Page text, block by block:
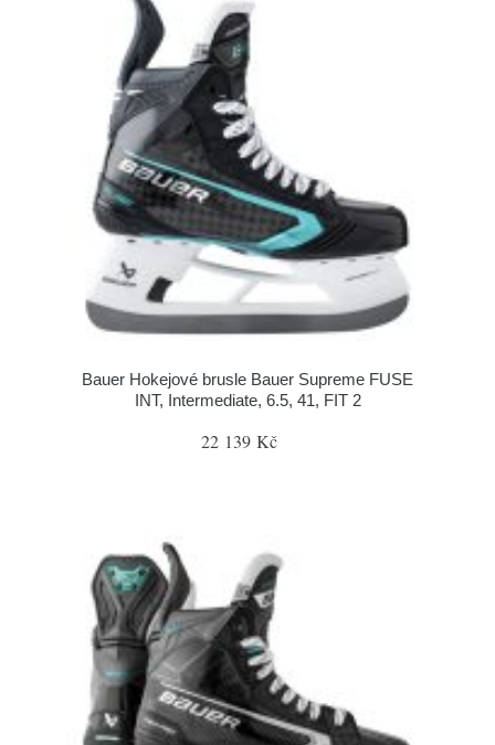
Bauer Hokejové brusle Bauer Supreme FUSE
INT, Intermediate, 6.5, 41, FIT 2
22 139 Kč